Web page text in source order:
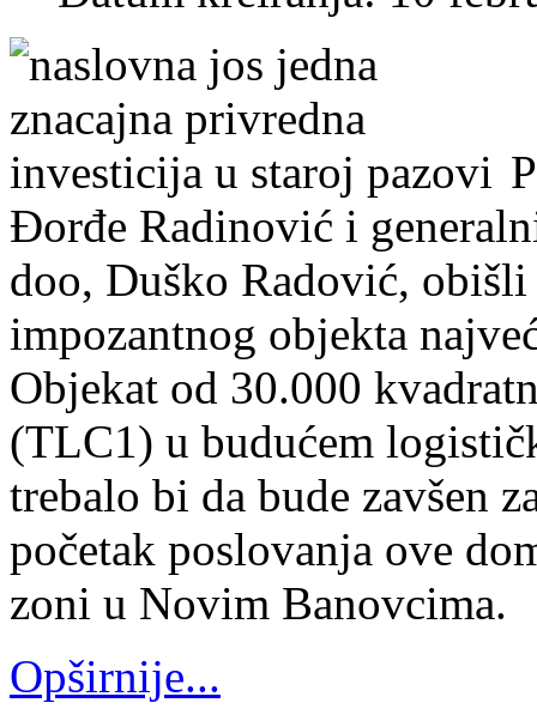
Đorđe Radinović i
doo, Duško Radović,
impozantnog objekta
Objekat od 30.000
(TLC1) u budućem
trebalo bi da bude zavšen
početak poslovanja ove
zoni u Novim Banovcima.
Opširnije...